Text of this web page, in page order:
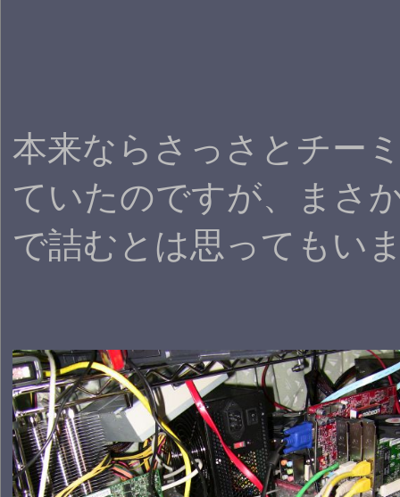
本来ならさっさとチー
ていたのですが、まさ
で詰むとは思ってもい